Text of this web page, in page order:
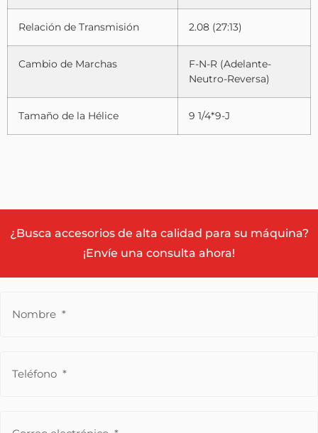
Relación de Transmisión 2.08 (27:13)
Cambio de Marchas
F-N-R (Adelante-
Neutro-Reversa)
Tamaño de la Hélice 9 1/4*9-J
¿Busca accesorios de alta calidad para su máquina?
¡Envíe una consulta ahora!